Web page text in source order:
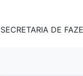
SECRETARIA DE